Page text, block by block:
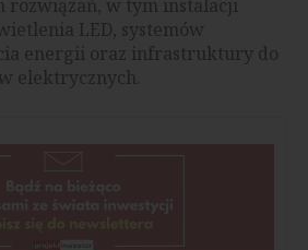
rozwiązań, w tym instalacji
LED, systemów
energii oraz infrastruktury do
elektrycznych.